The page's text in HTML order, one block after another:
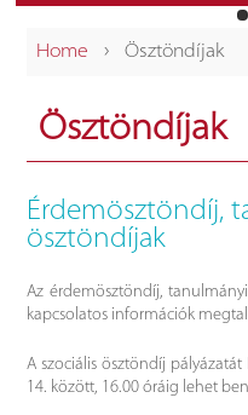
Home › Ösztöndíjak
Ösztöndíjak
Érdemösztöndíj,
ösztöndíjak
Az érdemösztöndíj,
kapcsolatos információk
A szociális ösztöndíj
14. között, 16.00 óráig lehet